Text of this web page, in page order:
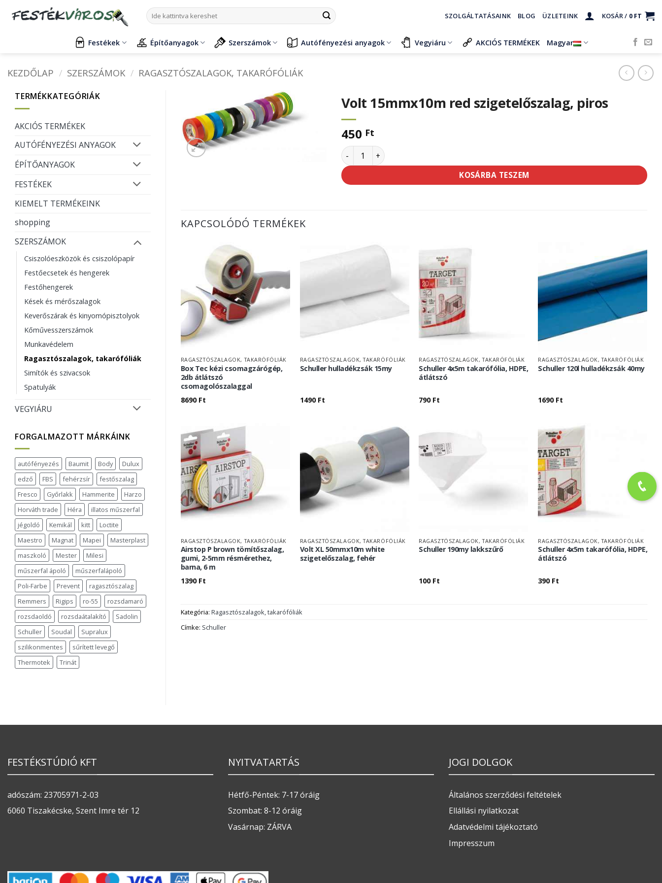
Keresés
a
SZOLGÁLTATÁSAINK BLOG ÜZLETEINK KOSÁR / 0 FT
Festékek Építőanyagok Szerszámok Autófényezési anyagok Vegyiáru AKCIÓS TERMÉKEK Magyar
KEZDŐLAP / SZERSZÁMOK / RAGASZTÓSZALAGOK, TAKARÓFÓLIÁK
TERMÉKKATEGÓRIÁK
AKCIÓS TERMÉKEK
AUTÓFÉNYEZÉSI ANYAGOK
ÉPÍTŐANYAGOK
FESTÉKEK
KIEMELT TERMÉKEINK
shopping
SZERSZÁMOK
Csiszolóeszközök és csiszolópapír
Festőecsetek és hengerek
Festőhengerek
Kések és mérőszalagok
Keverőszárak és kinyomópisztolyok
Kőművesszerszámok
Munkavédelem
Ragasztószalagok, takarófóliák
Simítók és szivacsok
Spatulyák
VEGYIÁRU
FORGALMAZOTT MÁRKÁINK
autófényezés Baumit Body
Dulux
edző
FBS fehérzsír
festőszalag
Fresco
Győrlakk Hammerite
Harzo
Horváth trade
Héra
illatos műszerfal
jégoldó
Kemikál kitt
Loctite
Maestro
Magnat Mapei
Masterplast
maszkoló
Mester
Milesi
műszerfal ápoló
műszerfalápoló
Poli-Farbe
Prevent
ragasztószalag
Remmers
Rigips ro-55
rozsdamaró
rozsdaoldó
rozsdaátalakító
Sadolin
Schuller
Soudal
Supralux
szilikonmentes
sűrített levegő
Thermotek
Trinát
Volt 15mmx10m red szigetelőszalag, piros
450 Ft
Volt 15mmx10m red szigetelőszalag, piros mennyiség
KOSÁRBA TESZEM
KAPCSOLÓDÓ TERMÉKEK
RAGASZTÓSZALAGOK, TAKARÓFÓLIÁK
Box Tec kézi csomagzárógép,
2db átlátszó
csomagolószalaggal
8690 Ft
RAGASZTÓSZALAGOK, TAKARÓFÓLIÁK
Schuller hulladékzsák 15my
1490 Ft
RAGASZTÓSZALAGOK, TAKARÓFÓLIÁK
Schuller 4x5m takarófólia, HDPE,
átlátszó
790 Ft
RAGASZTÓSZALAGOK, TAKARÓFÓLIÁK
Schuller 120l hulladékzsák 40my
1690 Ft
RAGASZTÓSZALAGOK, TAKARÓFÓLIÁK
Airstop P brown tömítőszalag,
gumi, 2-5mm résmérethez,
barna, 6 m
1390 Ft
RAGASZTÓSZALAGOK, TAKARÓFÓLIÁK
Volt XL 50mmx10m white
szigetelőszalag, fehér
RAGASZTÓSZALAGOK, TAKARÓFÓLIÁK
Schuller 190my lakkszűrő
100 Ft
RAGASZTÓSZALAGOK, TAKARÓFÓLIÁK
Schuller 4x5m takarófólia, HDPE,
átlátszó
390 Ft
Kategória: Ragasztószalagok, takarófóliák
Címke: Schuller
FESTÉKSTÚDIÓ KFT
adószám: 23705971-2-03
6060 Tiszakécske, Szent Imre tér 12
NYITVATARTÁS
Hétfő-Péntek: 7-17 óráig
Szombat: 8-12 óráig
Vasárnap: ZÁRVA
JOGI DOLGOK
Általános szerződési feltételek
Ellállási nyilatkozat
Adatvédelmi tájékoztató
Impresszum